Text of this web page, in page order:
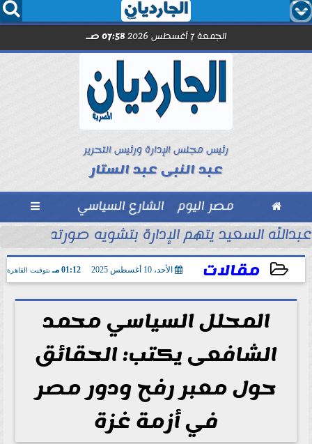
  
الجمعة 7 أغسطس 2026 07:58 صـ
رئيس مجلس الإدارة ورئيس التحرير
عبد النبى عبد الستار
 مصر اليوم الشارع السياسي 
مترو الأنفاق..
عبدالله السعيد يتهم الإدارة بتشويه صورته أمام
مقالات الأحد، 10 أغسطس 2025 01:12 مـ بتوقيت القاهرة
2025-08-10 13:12:14
المحلل السياسي محمد
الشافعى يكتب: الحقائق
حول معبر رفح ودور مصر
في أزمة غزة